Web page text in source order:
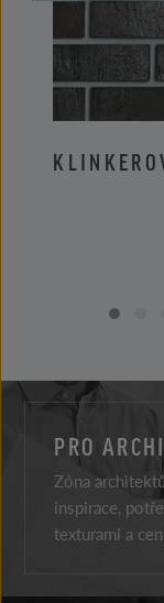
PRO
Zóna
inspirace,
texturami a